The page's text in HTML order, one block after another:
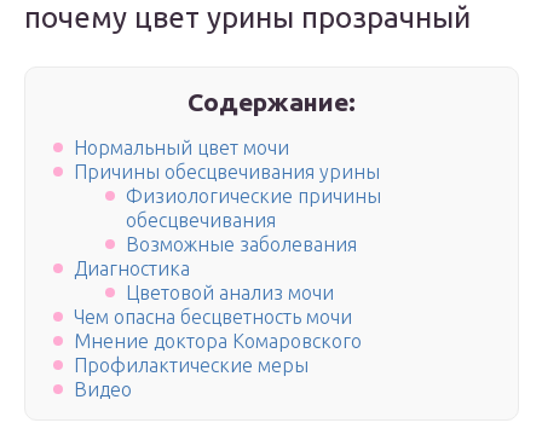
почему цвет урины прозрачный
Содержание:
Нормальный цвет мочи
Причины обесцвечивания урины
Физиологические причины
обесцвечивания
Возможные заболевания
Диагностика
Цветовой анализ мочи
Чем опасна бесцветность мочи
Мнение доктора Комаровского
Профилактические меры
Видео